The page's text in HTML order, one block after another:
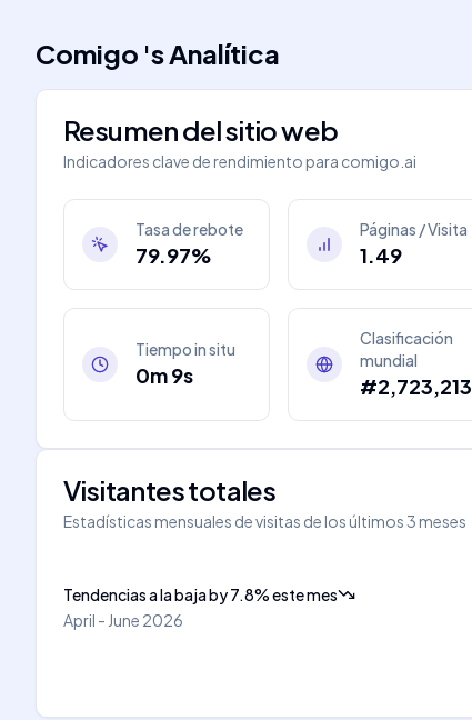
Comigo 'sAnalítica
Resumen del sitio web
Indicadores clave de rendimiento para comigo.ai
Tasa de rebote
79.97%
Páginas / Visita
1.49
Tiempo in situ
0m 9s
Clasificación
mundial
#2,723,213
Visitantes totales
Estadísticas mensuales de visitas de los últimos 3 meses
Tendencias a la bajaby7.8%este mes
April - June 2026